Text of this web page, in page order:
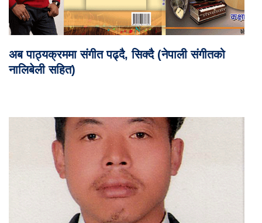
अब पाठ्यक्रममा संगीत पढ्दै, सिक्दै (नेपाली संगीतको
नालिबेली सहित)